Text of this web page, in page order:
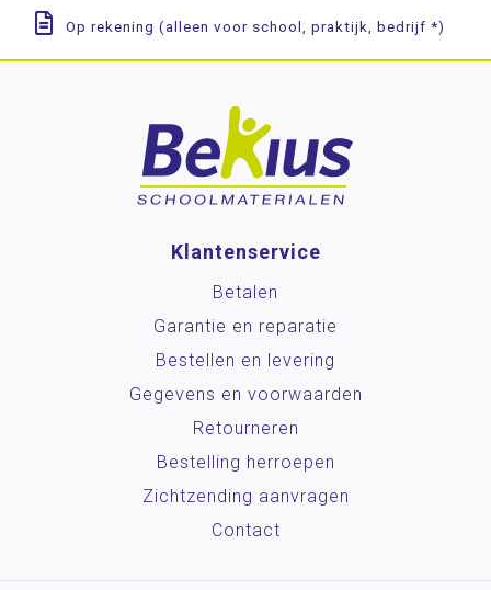
Op rekening (alleen voor school, praktijk, bedrijf *)
Klantenservice
Betalen
Garantie en reparatie
Bestellen en levering
Gegevens en voorwaarden
Retourneren
Bestelling herroepen
Zichtzending aanvragen
Contact